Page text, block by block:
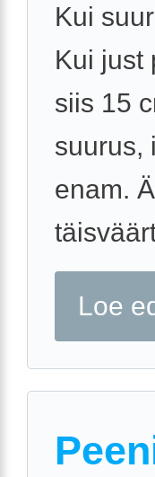
Kui
Kui just
siis 15
suurus,
enam.
Loe